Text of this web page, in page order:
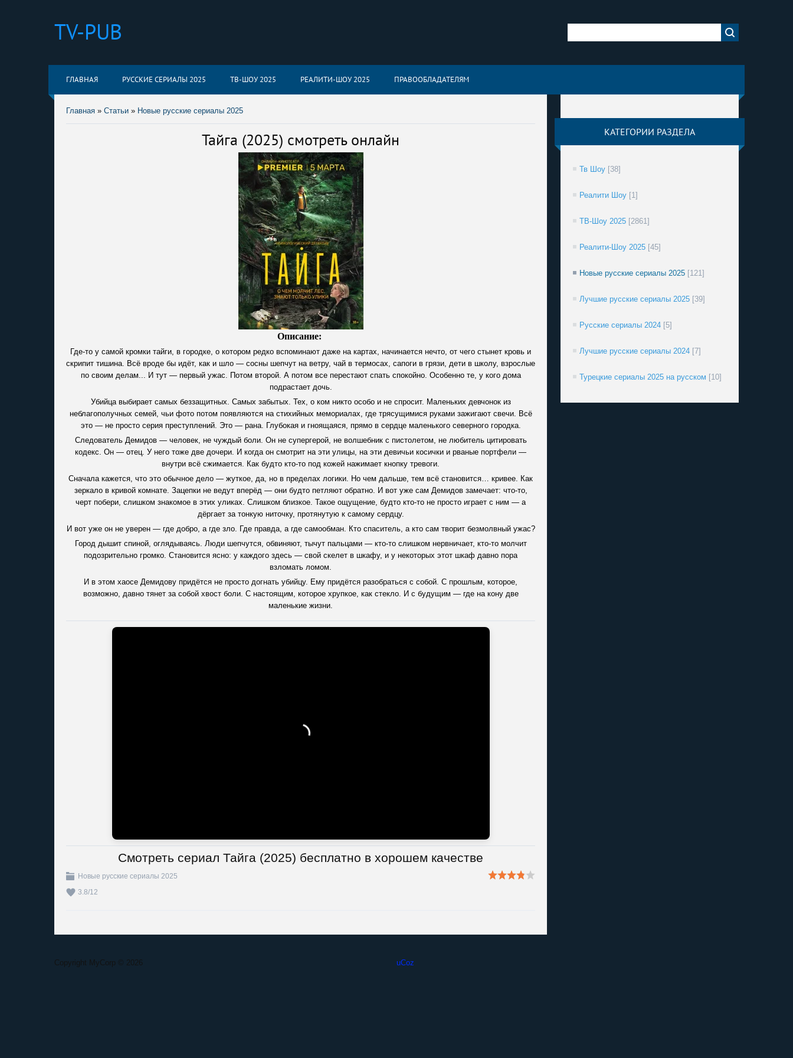
TV-PUB
ГЛАВНАЯ РУССКИЕ СЕРИАЛЫ 2025 ТВ-ШОУ 2025 РЕАЛИТИ-ШОУ 2025 ПРАВООБЛАДАТЕЛЯМ
Главная » Статьи » Новые русские сериалы 2025
Тайга (2025) смотреть онлайн
Описание:
Где-то у самой кромки тайги, в городке, о котором редко вспоминают даже на картах, начинается нечто, от чего стынет кровь и
скрипит тишина. Всё вроде бы идёт, как и шло — сосны шепчут на ветру, чай в термосах, сапоги в грязи, дети в школу, взрослые
по своим делам... И тут — первый ужас. Потом второй. А потом все перестают спать спокойно. Особенно те, у кого дома
подрастает дочь.
Убийца выбирает самых беззащитных. Самых забытых. Тех, о ком никто особо и не спросит. Маленьких девчонок из
неблагополучных семей, чьи фото потом появляются на стихийных мемориалах, где трясущимися руками зажигают свечи. Всё
это — не просто серия преступлений. Это — рана. Глубокая и гноящаяся, прямо в сердце маленького северного городка.
Следователь Демидов — человек, не чуждый боли. Он не супергерой, не волшебник с пистолетом, не любитель цитировать
кодекс. Он — отец. У него тоже две дочери. И когда он смотрит на эти улицы, на эти девичьи косички и рваные портфели —
внутри всё сжимается. Как будто кто-то под кожей нажимает кнопку тревоги.
Сначала кажется, что это обычное дело — жуткое, да, но в пределах логики. Но чем дальше, тем всё становится… кривее. Как
зеркало в кривой комнате. Зацепки не ведут вперёд — они будто петляют обратно. И вот уже сам Демидов замечает: что-то,
черт побери, слишком знакомое в этих уликах. Слишком близкое. Такое ощущение, будто кто-то не просто играет с ним — а
дёргает за тонкую ниточку, протянутую к самому сердцу.
И вот уже он не уверен — где добро, а где зло. Где правда, а где самообман. Кто спаситель, а кто сам творит безмолвный ужас?
Город дышит спиной, оглядываясь. Люди шепчутся, обвиняют, тычут пальцами — кто-то слишком нервничает, кто-то молчит
подозрительно громко. Становится ясно: у каждого здесь — свой скелет в шкафу, и у некоторых этот шкаф давно пора
взломать ломом.
И в этом хаосе Демидову придётся не просто догнать убийцу. Ему придётся разобраться с собой. С прошлым, которое,
возможно, давно тянет за собой хвост боли. С настоящим, которое хрупкое, как стекло. И с будущим — где на кону две
маленькие жизни.
Смотреть сериал Тайга (2025) бесплатно в хорошем качестве
Новые русские сериалы 2025
3.8/12
КАТЕГОРИИ РАЗДЕЛА
Тв Шоу [38]
Реалити Шоу [1]
ТВ-Шоу 2025 [2861]
Реалити-Шоу 2025 [45]
Новые русские сериалы 2025 [121]
Лучшие русские сериалы 2025 [39]
Русские сериалы 2024 [5]
Лучшие русские сериалы 2024 [7]
Турецкие сериалы 2025 на русском [10]
Copyright MyCorp © 2026 uCoz